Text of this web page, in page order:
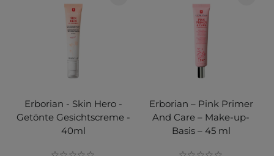
Erborian - Skin Hero -
Getönte Gesichtscreme -
40ml
Erborian – Pink Primer
And Care – Make-up-
Basis – 45 ml